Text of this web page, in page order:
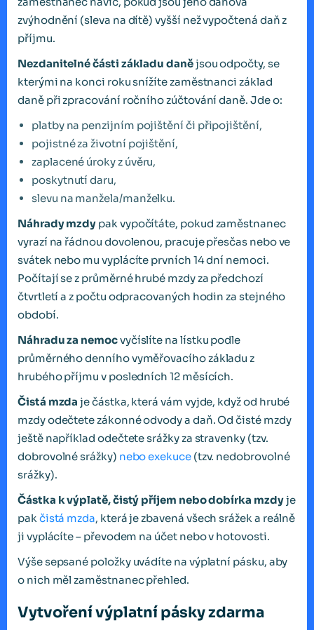
zvýhodnění (sleva na dítě) vyšší než vypočtená daň z
příjmu.
Nezdanitelné části základu danějsou odpočty, se
kterými na konci roku snížíte zaměstnanci základ
daně při zpracování ročního zúčtování daně. Jde o:
platby na penzijním pojištění či připojištění,
pojistné za životní pojištění,
zaplacené úroky z úvěru,
poskytnutí daru,
slevu na manžela/manželku.
Náhrady mzdy pak vypočítáte, pokud zaměstnanec
vyrazí na řádnou dovolenou, pracuje přesčas nebo ve
svátek nebo mu vyplácíte prvních 14 dní nemoci.
Počítají se z průměrné hrubé mzdy za předchozí
čtvrtletí a z počtu odpracovaných hodin za stejného
období.
Náhradu za nemocvyčíslíte na lístku podle
průměrného denního vyměřovacího základu z
hrubého příjmu v posledních 12 měsících.
Čistá mzda je částka, která vám vyjde, když od hrubé
mzdy odečtete zákonné odvody a daň. Od čisté mzdy
ještě například odečtete srážky za stravenky (tzv.
dobrovolné srážky) nebo exekuce(tzv. nedobrovolné
srážky).
Částka k výplatě,čistý příjem nebo dobírka mzdyje
pakčistá mzda, která je zbavená všech srážek a reálně
ji vyplácíte – převodem na účet nebo v hotovosti.
Výše sepsané položky uvádíte na výplatní pásku, aby
o nich měl zaměstnanec přehled.
Vytvoření výplatní pásky zdarma